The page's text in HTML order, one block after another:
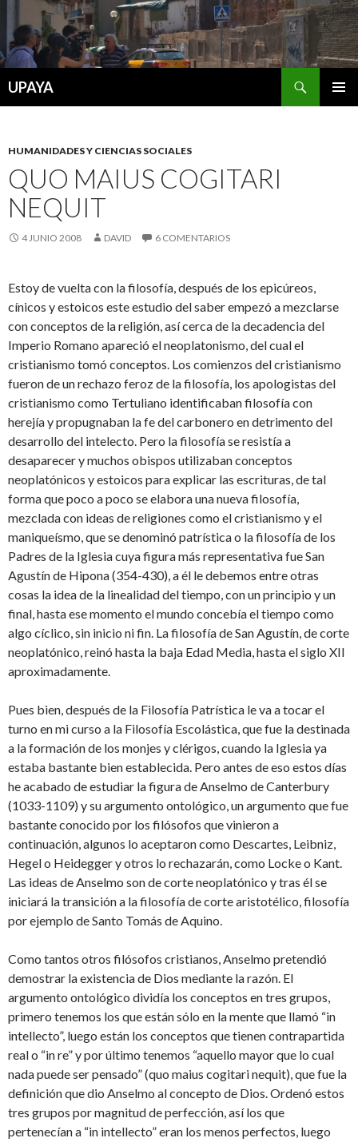
UPAYA
HUMANIDADES Y CIENCIAS SOCIALES
QUO MAIUS COGITARI
NEQUIT
4 JUNIO 2008 DAVID 6 COMENTARIOS
Estoy de vuelta con la filosofía, después de los epicúreos,
cínicos y estoicos este estudio del saber empezó a mezclarse
con conceptos de la religión, así cerca de la decadencia del
Imperio Romano apareció el neoplatonismo, del cual el
cristianismo tomó conceptos. Los comienzos del cristianismo
fueron de un rechazo feroz de la filosofía, los apologistas del
cristianismo como Tertuliano identificaban filosofía con
herejía y propugnaban la fe del carbonero en detrimento del
desarrollo del intelecto. Pero la filosofía se resistía a
desaparecer y muchos obispos utilizaban conceptos
neoplatónicos y estoicos para explicar las escrituras, de tal
forma que poco a poco se elabora una nueva filosofía,
mezclada con ideas de religiones como el cristianismo y el
maniqueísmo, que se denominó patrística o la filosofía de los
Padres de la Iglesia cuya figura más representativa fue San
Agustín de Hipona (354-430), a él le debemos entre otras
cosas la idea de la linealidad del tiempo, con un principio y un
final, hasta ese momento el mundo concebía el tiempo como
algo cíclico, sin inicio ni fin. La filosofía de San Agustín, de corte
neoplatónico, reinó hasta la baja Edad Media, hasta el siglo XII
aproximadamente.
Pues bien, después de la Filosofía Patrística le va a tocar el
turno en mi curso a la Filosofía Escolástica, que fue la destinada
a la formación de los monjes y clérigos, cuando la Iglesia ya
estaba bastante bien establecida. Pero antes de eso estos días
he acabado de estudiar la figura de Anselmo de Canterbury
(1033-1109) y su argumento ontológico, un argumento que fue
bastante conocido por los filósofos que vinieron a
continuación, algunos lo aceptaron como Descartes, Leibniz,
Hegel o Heidegger y otros lo rechazarán, como Locke o Kant.
Las ideas de Anselmo son de corte neoplatónico y tras él se
iniciará la transición a la filosofía de corte aristotélico, filosofía
por ejemplo de Santo Tomás de Aquino.
Como tantos otros filósofos cristianos, Anselmo pretendió
demostrar la existencia de Dios mediante la razón. El
argumento ontológico dividía los conceptos en tres grupos,
primero tenemos los que están sólo en la mente que llamó “in
intellecto”, luego están los conceptos que tienen contrapartida
real o “in re” y por último tenemos “aquello mayor que lo cual
nada puede ser pensado” (quo maius cogitari nequit), que fue la
definición que dio Anselmo al concepto de Dios. Ordenó estos
tres grupos por magnitud de perfección, así los que
pertenecían a “in intellecto” eran los menos perfectos, luego